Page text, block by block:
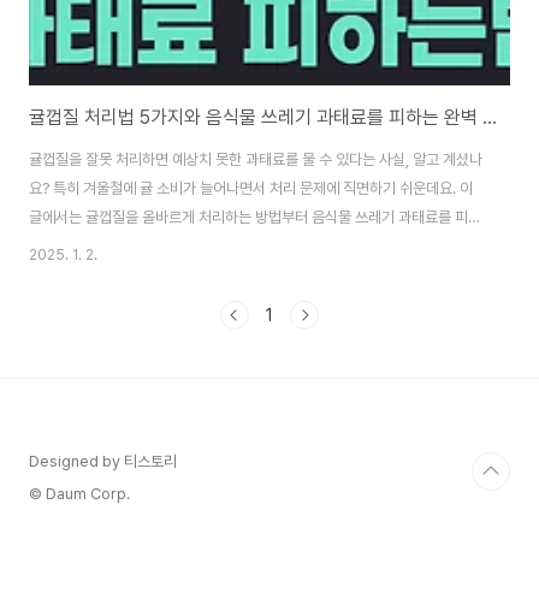
귤껍질 처리법 5가지와 음식물 쓰레기 과태료를 피하는 완벽 가이드
귤껍질을 잘못 처리하면 예상치 못한 과태료를 물 수 있다는 사실, 알고 계셨나
요? 특히 겨울철에 귤 소비가 늘어나면서 처리 문제에 직면하기 쉬운데요. 이
글에서는 귤껍질을 올바르게 처리하는 방법부터 음식물 쓰레기 과태료를 피할
수 있는 실질적인 팁까지 완벽히 정리했습니다. 환경을 지키고 경제적인 손실
역별 규정 체크리스트귤껍질이 음식물 쓰레기인지 일반 쓰레기인지 혼란스러
2025. 1. 2.
1
Designed by 티스토리
© Daum Corp.